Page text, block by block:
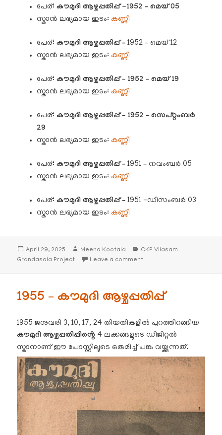
പേര്:കൗമുദി ആഴ്ചപ്പതിപ്പ് -1952 – മെയ് 05
സ്കാൻ ലഭ്യമായ ഇടം: കണ്ണി
പേര്:കൗമുദി ആഴ്ചപ്പതിപ്പ് – 1952 – മെയ് 12
സ്കാൻ ലഭ്യമായ ഇടം: കണ്ണി
പേര്:കൗമുദി ആഴ്ചപ്പതിപ്പ് – 1952 – മെയ് 19
സ്കാൻ ലഭ്യമായ ഇടം: കണ്ണി
പേര്:കൗമുദി ആഴ്ചപ്പതിപ്പ് – 1952 – സെപ്റ്റംബർ
29
സ്കാൻ ലഭ്യമായ ഇടം: കണ്ണി
പേര്:കൗമുദി ആഴ്ചപ്പതിപ്പ് – 1951 – നവംബർ 05
സ്കാൻ ലഭ്യമായ ഇടം: കണ്ണി
പേര്:കൗമുദി ആഴ്ചപ്പതിപ്പ് – 1951 -ഡിസംബർ 03
സ്കാൻ ലഭ്യമായ ഇടം: കണ്ണി
Posted
on
April 29, 2025 Author
Meena Kootala Categories
CKP Vilasam
Grandasala Project
Leave a commenton 1951,1952,1954 – കൗമുദി
1955 – കൗമുദി ആഴ്ചപ്പതിപ്പ്
1955 ജനുവരി 3, 10, 17, 24 തിയതികളിൽ പുറത്തിറങ്ങിയ
കൗമുദി ആഴ്ചപ്പതിപ്പിൻ്റെ 4 ലക്കങ്ങളുടെ ഡിജിറ്റൽ
സ്കാനാണ് ഈ പോസ്റ്റിലൂടെ ഒരുമിച്ച് പങ്കു വയ്ക്കുന്നത്.